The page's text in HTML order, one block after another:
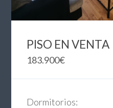
PISO EN VENTA
183.900€
Dormitorios: